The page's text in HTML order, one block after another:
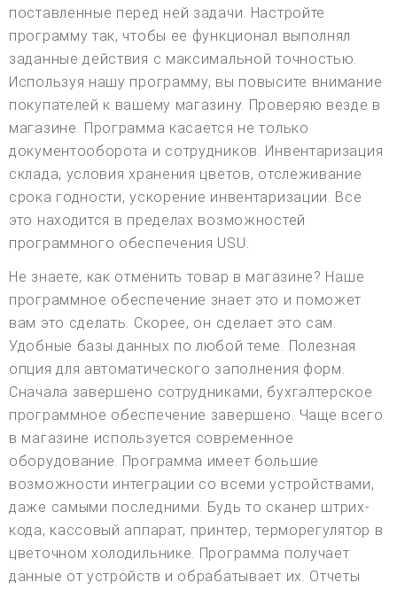
поставленные перед ней задачи. Настройте
программу так, чтобы ее функционал выполнял
заданные действия с максимальной точностью.
Используя нашу программу, вы повысите внимание
покупателей к вашему магазину. Проверяю везде в
магазине. Программа касается не только
документооборота и сотрудников. Инвентаризация
склада, условия хранения цветов, отслеживание
срока годности, ускорение инвентаризации. Все
это находится в пределах возможностей
программного обеспечения USU.
Не знаете, как отменить товар в магазине? Наше
программное обеспечение знает это и поможет
вам это сделать. Скорее, он сделает это сам.
Удобные базы данных по любой теме. Полезная
опция для автоматического заполнения форм.
Сначала завершено сотрудниками, бухгалтерское
программное обеспечение завершено. Чаще всего
в магазине используется современное
оборудование. Программа имеет большие
возможности интеграции со всеми устройствами,
даже самыми последними. Будь то сканер штрих-
кода, кассовый аппарат, принтер, терморегулятор в
цветочном холодильнике. Программа получает
данные от устройств и обрабатывает их. Отчеты